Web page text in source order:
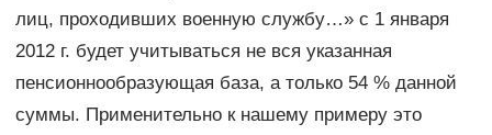
лиц, проходивших военную службу…» с 1 января
2012 г. будет учитываться не вся указанная
пенсионнообразующая база, а только 54 % данной
суммы. Применительно к нашему примеру это